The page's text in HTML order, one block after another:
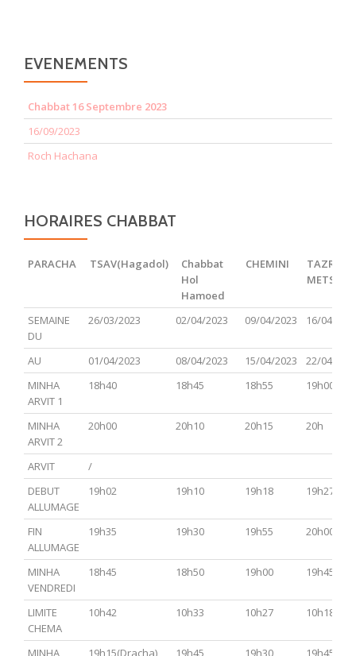
EVENEMENTS
Chabbat 16 Septembre 2023
16/09/2023
Roch Hachana
HORAIRES CHABBAT
PARACHA TSAV(Hagadol)
Chabbat
Hol
Hamoed
CHEMINI
TAZRIA
PARACHA TSAV(Hagadol)
Chabbat
Hamoed
CHEMINI
TAZRIA
SEMAINE
DU
26/03/2023 02/04/2023 09/04/2023 16/04/
AU 01/04/2023 08/04/2023 15/04/2023
22/04/
MINHA
ARVIT 1
18h40 18h45 18h55 19h00
MINHA
ARVIT 2
20h00 20h10 20h15 20h
ARVIT
/
DEBUT
ALLUMAGE
19h02 19h10 19h18 19h27
FIN
ALLUMAGE
19h35 19h30 19h55 20h00
MINHA
VENDREDI
18h45 18h50 19h00 19h45
LIMITE
CHEMA
10h42 10h33 10h27 10h18
MINHA 19h15(Dracha) 19h45 19h30 19h45